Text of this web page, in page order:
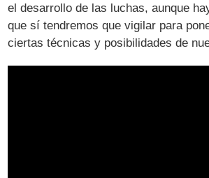
el desarrollo de las luchas, aunque
que sí tendremos que vigilar para
ciertas técnicas y posibilidades de